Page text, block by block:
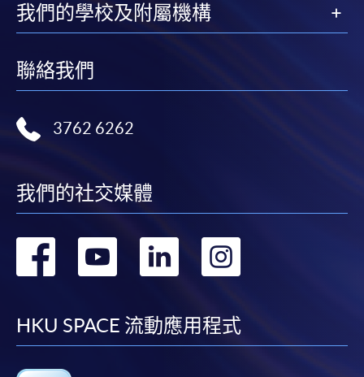
我們的學校及附屬機構
聯絡我們
3762 6262
我們的社交媒體
轉
facebook
轉
youtube
轉
linkedin
轉
HKU SPACE 流動應用程式